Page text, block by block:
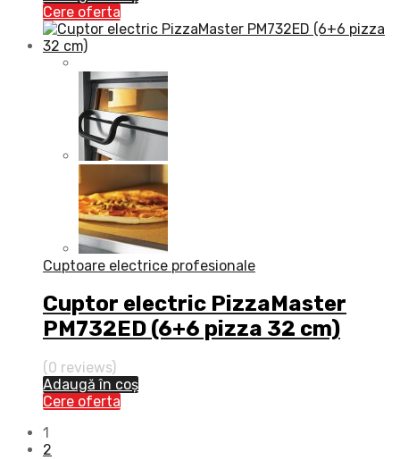
Cere oferta
Cuptoare electrice profesionale
Cuptor electric PizzaMaster
PM732ED (6+6 pizza 32 cm)
(0 reviews)
Adaugă în coș
Cere oferta
1
2